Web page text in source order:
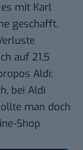
mit Karl
geschafft.
auf 21,5
Aldi:
bei Aldi
man doch
Shop